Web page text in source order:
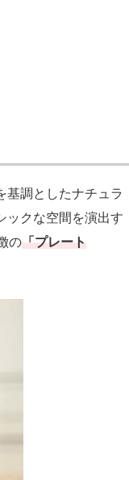
基調としたナチュラ
ックな空間を演出す
の「プレート